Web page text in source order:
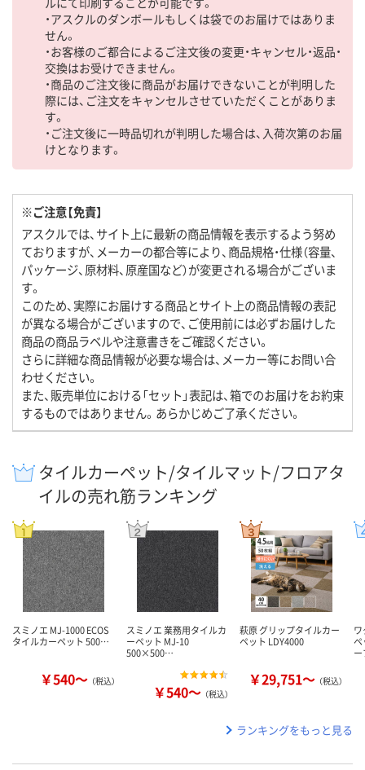
・アスクルのダンボールもしくは袋でのお届けではありま
せん。
・お客様のご都合によるご注文後の変更・キャンセル・返品・
交換はお受けできません。
・商品のご注文後に商品がお届けできないことが判明した
際には、ご注文をキャンセルさせていただくことがありま
す。
・ご注文後に一時品切れが判明した場合は、入荷次第のお届
けとなります。
※ご注意【免責】
アスクルでは、サイト上に最新の商品情報を表示するよう努め
ておりますが、メーカーの都合等により、商品規格・仕様（容量、
パッケージ、原材料、原産国など）が変更される場合がございま
す。
このため、実際にお届けする商品とサイト上の商品情報の表記
が異なる場合がございますので、ご使用前には必ずお届けした
商品の商品ラベルや注意書きをご確認ください。
さらに詳細な商品情報が必要な場合は、メーカー等にお問い合
わせください。
また、販売単位における「セット」表記は、箱でのお届けをお約束
するものではありません。あらかじめご了承ください。
タイルカーペット/タイルマット/フロアタ
イルの売れ筋ランキング
スミノエ MJ-1000 ECOS
タイルカーペット 500…
￥540～ （税込）
スミノエ 業務用タイルカ
ーペット MJ-10
500×500…
￥540～ （税込）
萩原 グリップタイルカー
ペット LDY4000
￥29,751～ （税込）
ペ
ランキングをもっと見る